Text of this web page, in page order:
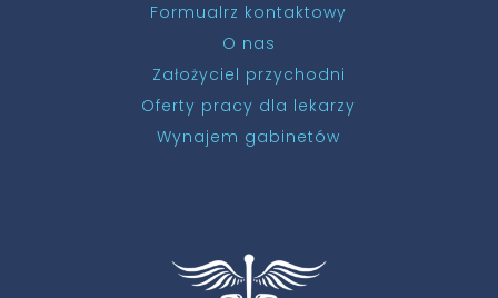
Formualrz kontaktowy
O nas
Założyciel przychodni
Oferty pracy dla lekarzy
Wynajem gabinetów